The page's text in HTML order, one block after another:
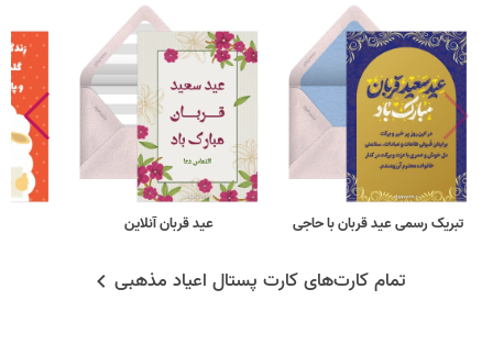
تبریک رسمی عید قربان با حاجی عید قربان آنلاین
تمام کارت‌های کارت پستال اعیاد مذهبی